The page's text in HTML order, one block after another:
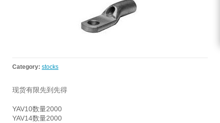
Category: stocks
现货有限先到先得
YAV10数量2000
YAV14数量2000